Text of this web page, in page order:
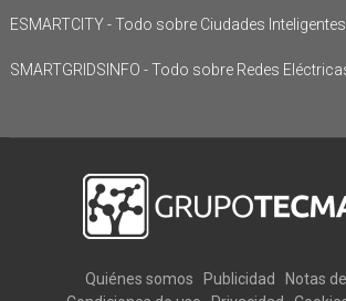
ESMARTCITY - Todo sobre Ciudades Inteligentes
SMARTGRIDSINFO - Todo sobre Redes
Quiénes somos Publicidad
Notas